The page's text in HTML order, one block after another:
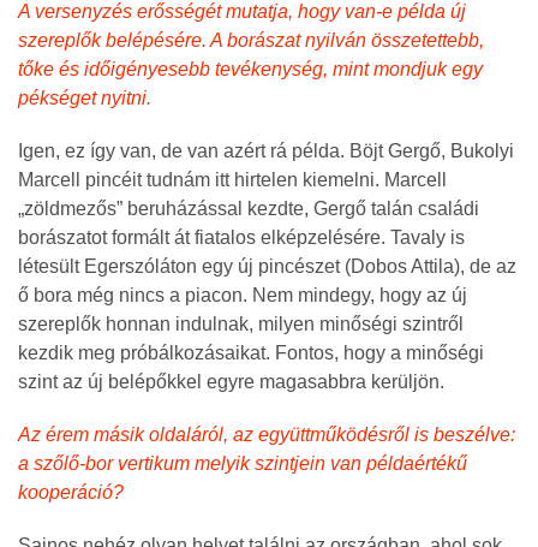
A versenyzés erősségét mutatja, hogy van-e példa új
szereplők belépésére. A borászat nyilván összetettebb,
tőke és időigényesebb tevékenység, mint mondjuk egy
pékséget nyitni.
Igen, ez így van, de van azért rá példa. Böjt Gergő, Bukolyi
Marcell pincéit tudnám itt hirtelen kiemelni. Marcell
„zöldmezős” beruházással kezdte, Gergő talán családi
borászatot formált át fiatalos elképzelésére. Tavaly is
létesült Egerszóláton egy új pincészet (Dobos Attila), de az
ő bora még nincs a piacon. Nem mindegy, hogy az új
szereplők honnan indulnak, milyen minőségi szintről
kezdik meg próbálkozásaikat. Fontos, hogy a minőségi
szint az új belépőkkel egyre magasabbra kerüljön.
Az érem másik oldaláról, az együttműködésről is beszélve:
a szőlő-bor vertikum melyik szintjein van példaértékű
kooperáció?